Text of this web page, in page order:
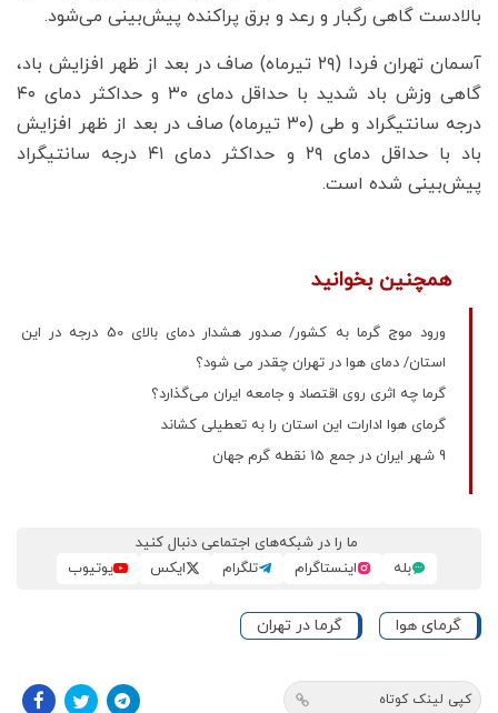
بالادست گاهی رگبار و رعد و برق پراکنده پیش‌بینی می‌شود.
آسمان تهران فردا (۲۹ تیرماه) صاف در بعد از ظهر افزایش باد،
گاهی وزش باد شدید با حداقل دمای ۳۰ و حداکثر دمای ۴۰
درجه سانتیگراد و طی (۳۰ تیرماه) صاف در بعد از ظهر افزایش
باد با حداقل دمای ۲۹ و حداکثر دمای ۴۱ درجه سانتیگراد
پیش‌بینی شده است.
همچنین بخوانید
ورود موج گرما به کشور/ صدور هشدار دمای بالای 50 درجه در این
استان/ دمای هوا در تهران چقدر می شود؟
گرما چه اثری روی اقتصاد و جامعه ایران می‌گذارد؟
گرمای هوا ادارات این استان را به تعطیلی کشاند
9 شهر ایران در جمع 15 نقطه گرم جهان
ما را در شبکه‌های اجتماعی دنبال کنید
بله
اینستاگرام تلگرام ایکس یوتیوب
گرمای هوا گرما در تهران
کپی لینک کوتاه